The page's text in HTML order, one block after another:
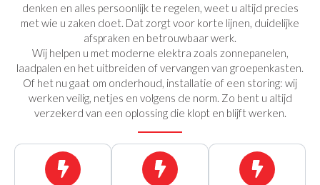
denken en alles persoonlijk te regelen, weet u altijd precies
met wie u zaken doet. Dat zorgt voor korte lijnen, duidelijke
afspraken en betrouwbaar werk.
Wij helpen u met moderne elektra zoals zonnepanelen,
laadpalen en het uitbreiden of vervangen van groepenkasten.
Of het nu gaat om onderhoud, installatie of een storing: wij
werken veilig, netjes en volgens de norm. Zo bent u altijd
verzekerd van een oplossing die klopt en blijft werken.